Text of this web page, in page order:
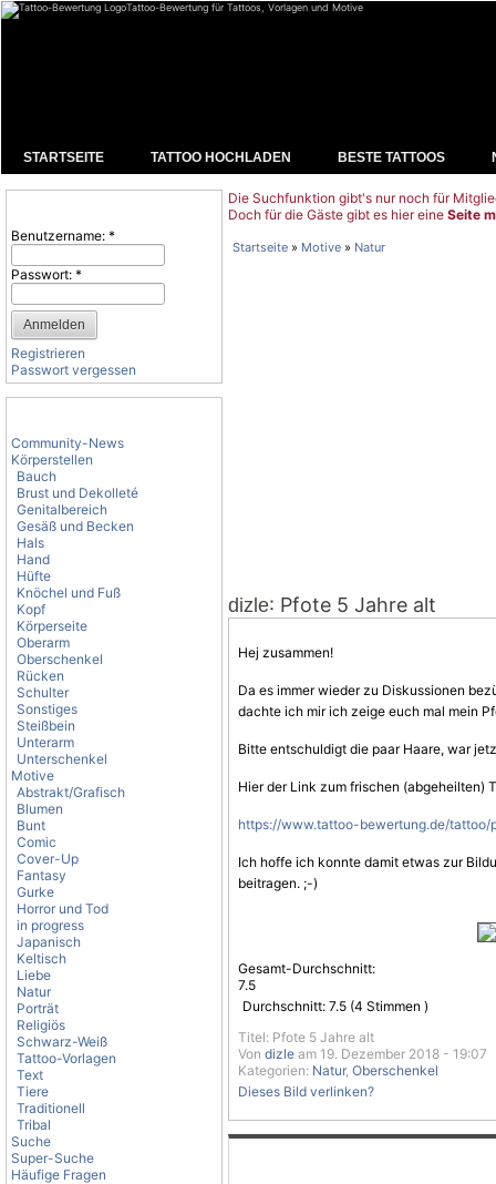
Tattoo-Bewertung für Tattoos, Vorlagen und Motive
STARTSEITE TATTOO HOCHLADEN BESTE TATTOOS
Benutzername: *
Passwort: *
Registrieren
Passwort vergessen
Community-News
Körperstellen
Bauch
Brust und Dekolleté
Genitalbereich
Gesäß und Becken
Hals
Hand
Hüfte
Knöchel und Fuß
Kopf
Körperseite
Oberarm
Oberschenkel
Rücken
Schulter
Sonstiges
Steißbein
Unterarm
Unterschenkel
Motive
Abstrakt/Grafisch
Blumen
Bunt
Comic
Cover-Up
Fantasy
Gurke
Horror und Tod
in progress
Japanisch
Keltisch
Liebe
Natur
Porträt
Religiös
Schwarz-Weiß
Tattoo-Vorlagen
Text
Tiere
Traditionell
Tribal
Suche
Super-Suche
Häufige Fragen
Die Suchfunktion gibt's nur noch für
Doch für die Gäste gibt es hier eine Seite
Startseite » Motive » Natur
dizle: Pfote 5 Jahre alt
Hej zusammen!
Da es immer wieder zu Diskussionen
dachte ich mir ich zeige euch mal mein
Bitte entschuldigt die paar Haare, war
Hier der Link zum frischen (abgeheilten)
https://www.tattoo-bewertung.de/
Ich hoffe ich konnte damit etwas zur
beitragen. ;-)
Gesamt-Durchschnitt:
7.5
Durchschnitt: 7.5 (4 Stimmen )
Titel: Pfote 5 Jahre alt
Von dizle am 19. Dezember 2018 - 19:07
Kategorien: Natur, Oberschenkel
Dieses Bild verlinken?